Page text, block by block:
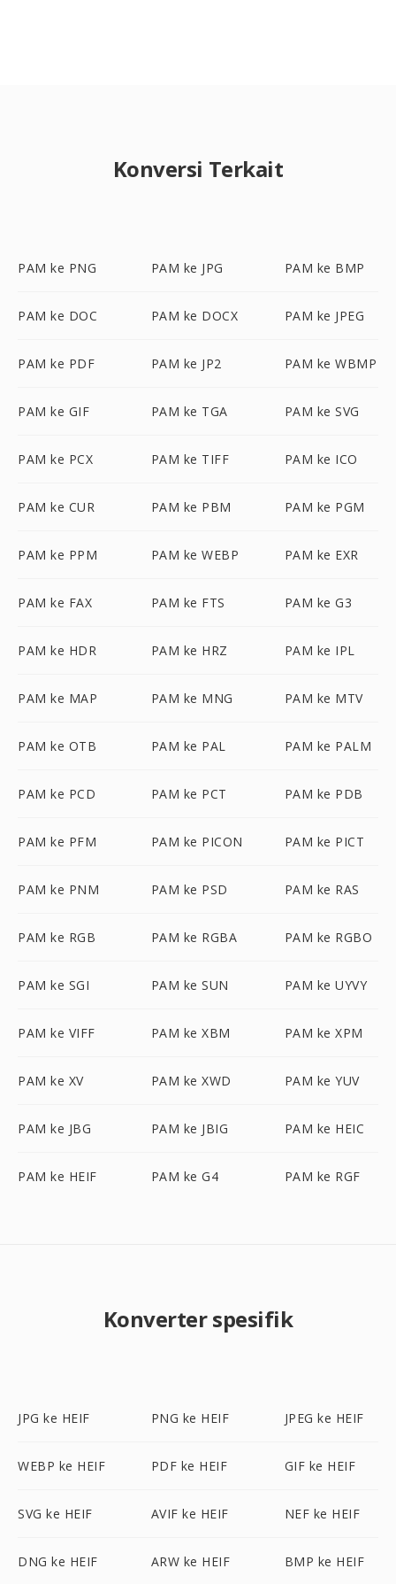
Konversi Terkait
PAM ke PNG PAM ke JPG PAM ke BMP
PAM ke DOC PAM ke DOCX PAM ke JPEG
PAM ke PDF PAM ke JP2 PAM ke WBMP
PAM ke GIF PAM ke TGA PAM ke SVG
PAM ke PCX PAM ke TIFF PAM ke ICO
PAM ke CUR PAM ke PBM PAM ke PGM
PAM ke PPM PAM ke WEBP PAM ke EXR
PAM ke FAX PAM ke FTS PAM ke G3
PAM ke HDR PAM ke HRZ PAM ke IPL
PAM ke MAP PAM ke MNG PAM ke MTV
PAM ke OTB PAM ke PAL PAM ke PALM
PAM ke PCD PAM ke PCT PAM ke PDB
PAM ke PFM PAM ke PICON PAM ke PICT
PAM ke PNM PAM ke PSD PAM ke RAS
PAM ke RGB PAM ke RGBA PAM ke RGBO
PAM ke SGI PAM ke SUN PAM ke UYVY
PAM ke VIFF PAM ke XBM PAM ke XPM
PAM ke XV PAM ke XWD PAM ke YUV
PAM ke JBG PAM ke JBIG PAM ke HEIC
PAM ke HEIF PAM ke G4 PAM ke RGF
Konverter spesifik
JPG ke HEIF PNG ke HEIF JPEG ke HEIF
WEBP ke HEIF PDF ke HEIF GIF ke HEIF
SVG ke HEIF AVIF ke HEIF NEF ke HEIF
DNG ke HEIF ARW ke HEIF BMP ke HEIF